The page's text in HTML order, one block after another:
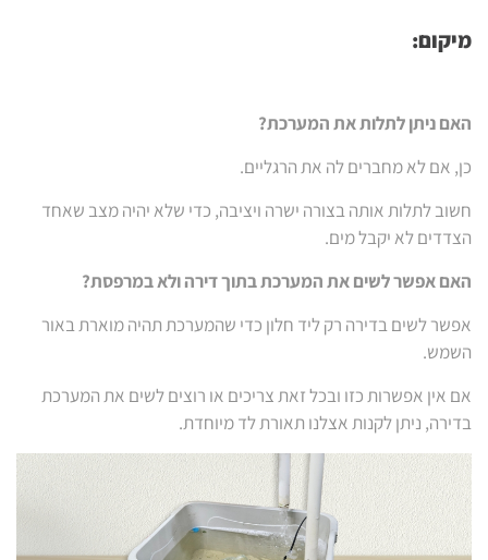
מיקום:
האם ניתן לתלות את המערכת?
כן, אם לא מחברים לה את הרגליים.
חשוב לתלות אותה בצורה ישרה ויציבה, כדי שלא יהיה מצב שאחד
הצדדים לא יקבל מים.
האם אפשר לשים את המערכת בתוך דירה ולא במרפסת?
אפשר לשים בדירה רק ליד חלון כדי שהמערכת תהיה מוארת באור
השמש.
אם אין אפשרות כזו ובכל זאת צריכים או רוצים לשים את המערכת
בדירה, ניתן לקנות אצלנו תאורת לד מיוחדת.